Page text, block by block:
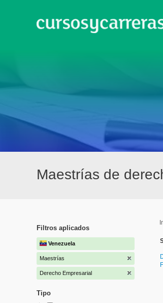
Maestrías de
Filtros aplicados
Venezuela
Maestrías
Derecho Empresarial
Tipo